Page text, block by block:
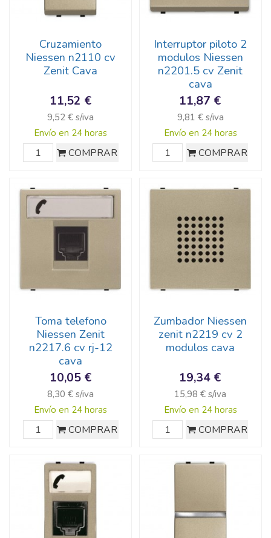
Cruzamiento
Niessen n2110 cv
Zenit Cava
11,52 €
9,52 € s/iva
Envío en 24 horas
COMPRAR
Interruptor piloto 2
modulos Niessen
n2201.5 cv Zenit
cava
11,87 €
9,81 € s/iva
Envío en 24 horas
COMPRAR
Toma telefono
Niessen Zenit
n2217.6 cv rj-12
cava
10,05 €
8,30 € s/iva
Envío en 24 horas
COMPRAR
Zumbador Niessen
zenit n2219 cv 2
modulos cava
19,34 €
15,98 € s/iva
Envío en 24 horas
COMPRAR